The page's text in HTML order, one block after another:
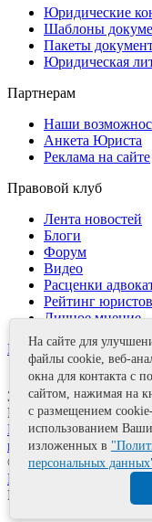
Юридические
Шаблоны
Пакеты
Юридическая
Партнерам
Наши
Анкета Юриста
Реклама на сайте
Правовой клуб
Лента новостей
Блоги
Форум
Видео
Расценки
Рейтинг юристов
Личное мнение
Контакты
Задать вопрос
Поделиться
Политика
использования
© 2011—2026 А.Е.
Карта сайта
Разработка сайта
На сайте для
файлы cookie, веб-
окна для контакта с
сайтом, нажимая на
с размещением
использованием
изложенных в
персональных